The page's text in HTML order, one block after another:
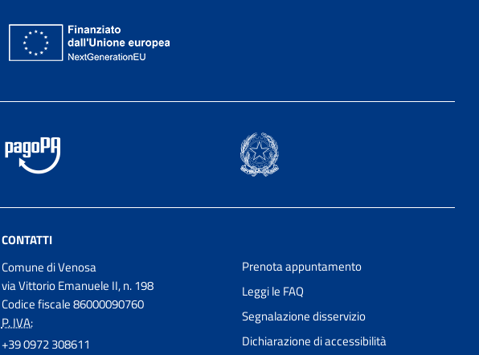
CONTATTI
Comune di Venosa
via Vittorio Emanuele II, n. 198
Codice fiscale 86000090760
P. IVA:
+39 0972 308611
Prenota appuntamento
Leggi le FAQ
Segnalazione disservizio
Dichiarazione di accessibilità